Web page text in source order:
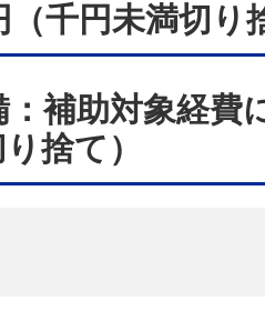
（千円未満切り
補助対象経費
捨て）